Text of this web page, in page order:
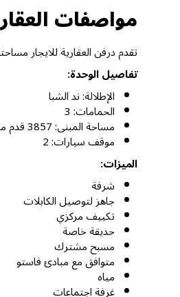
مواصفات العقار
تقدم درفن العقارية للايجار مساحته 3857 متر مربع يقع في حدائق ند الشبا، ند
تفاصيل الوحدة:
الإطلالة: ند الشبا
الحمامات: 3
مساحة المبنى: 3857 قدم مربع
موقف سيارات: 2
الميزات:
شرفة
جاهز لتوصيل الكابلات
تكييف مركزي
حديقة خاصة
مسبح مشترك
متوافق مع مبادئ فاستو
مياه
غرفة اجتماعات